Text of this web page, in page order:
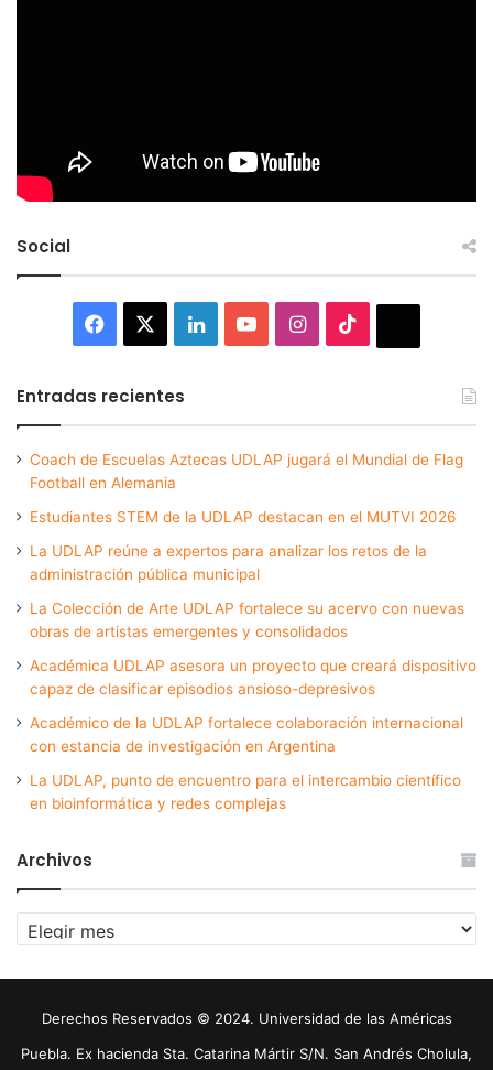
Social
Facebook LinkedInYouTubeInstagram
Entradas recientes
Coach de Escuelas Aztecas UDLAP jugará el Mundial de Flag
Football en Alemania
Estudiantes STEM de la UDLAP destacan en el MUTVI 2026
La UDLAP reúne a expertos para analizar los retos de la
administración pública municipal
La Colección de Arte UDLAP fortalece su acervo con nuevas
obras de artistas emergentes y consolidados
Académica UDLAP asesora un proyecto que creará dispositivo
capaz de clasificar episodios ansioso-depresivos
Académico de la UDLAP fortalece colaboración internacional
con estancia de investigación en Argentina
La UDLAP, punto de encuentro para el intercambio científico
en bioinformática y redes complejas
Archivos
Archivos
Derechos Reservados © 2024. Universidad de las Américas
Puebla. Ex hacienda Sta. Catarina Mártir S/N. San Andrés Cholula,